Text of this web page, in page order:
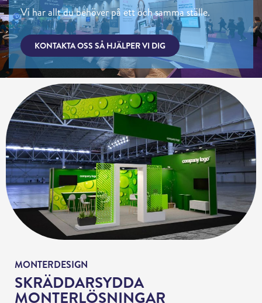
Vi har allt du behöver på ett och samma ställe.
KONTAKTA OSS SÅ HJÄLPER VI DIG
MONTERDESIGN
SKRÄDDARSYDDA
MONTERLÖSNINGAR